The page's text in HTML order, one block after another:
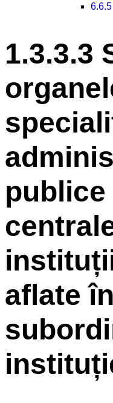
1.3.3.3
publice
aflate în